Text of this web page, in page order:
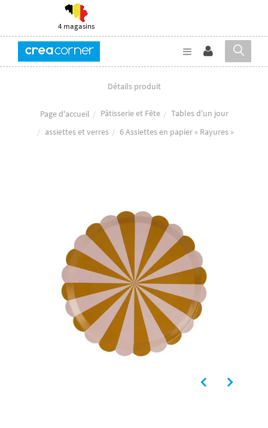
4 magasins
Détails produit
Page d'accueil Pâtisserie et Fête
Tables d'un jour
assiettes et verres
6 Assiettes en papier « Rayures »